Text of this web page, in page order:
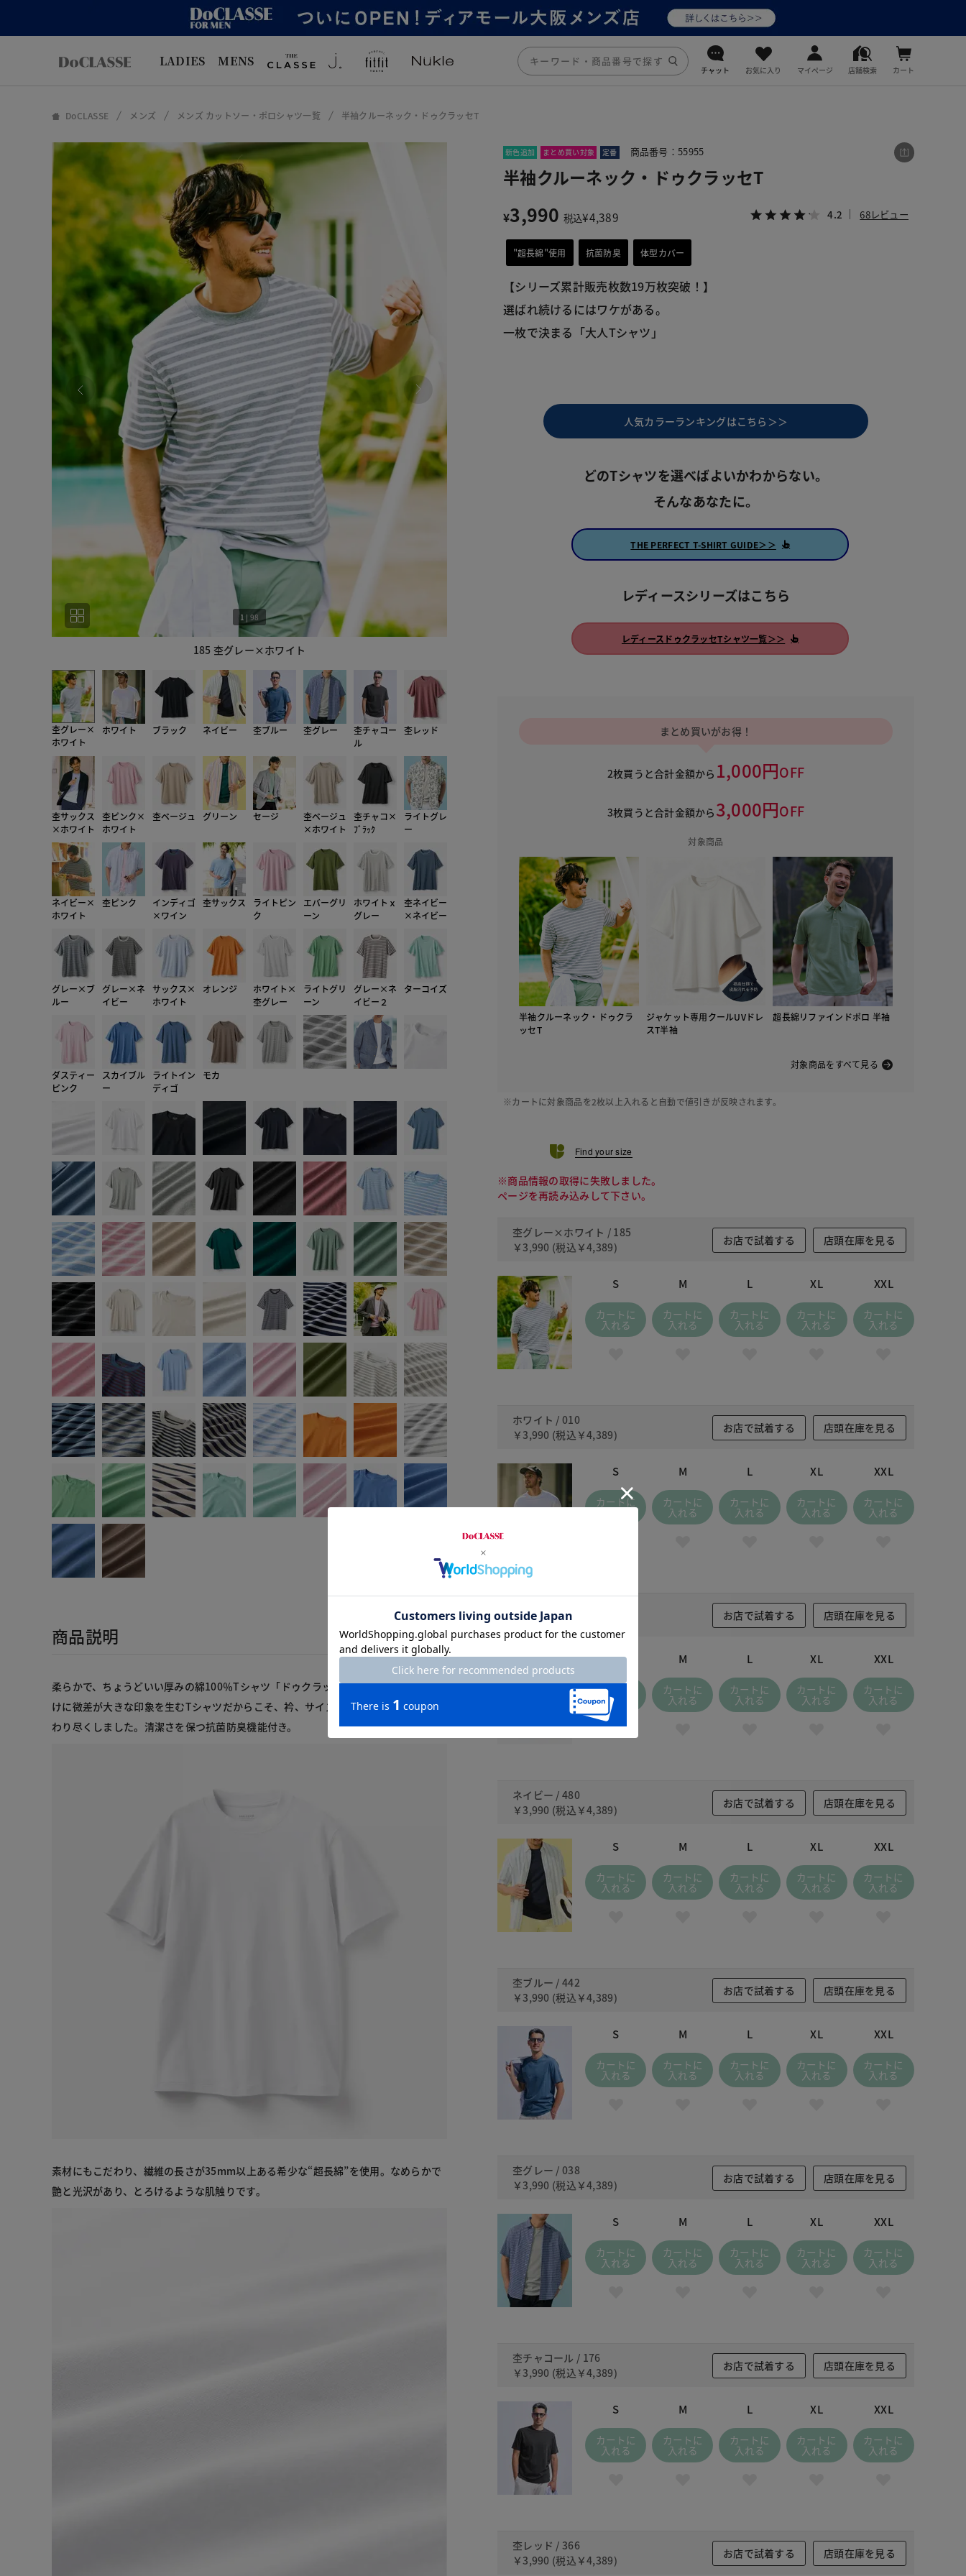
LADIES MENS
チャット お気に入り マイページ 店舗検索 カート
DoCLASSE メンズ メンズ カットソー・ポロシャツ一覧 半袖クルーネック・ドゥクラッセT
185 杢グレー×ホワイト
1 | 98
杢グレー×
ホワイト
ホワイト ブラック ネイビー 杢ブルー 杢グレー
杢チャコー
ル
杢レッド
杢サックス
×ホワイト
杢ピンク×
ホワイト
杢ベージュ グリーン セージ
杢ベージュ
×ホワイト
杢チャコ×
ﾌﾞﾗｯｸ
ライトグレ
ー
ネイビー×
ホワイト
杢ピンク
インディゴ
×ワイン
杢サックス
ライトピン
ク
エバーグリ
ーン
ホワイトｘ
グレー
杢ネイビー
×ネイビー
グレー×ブ
ルー
グレー×ネ
イビー
サックス×
ホワイト
オレンジ
ホワイト×
杢グレー
ライトグリ
ーン
グレー×ネ
イビー２
ターコイズ
ダスティー
ピンク
スカイブル
ー
ライトイン
ディゴ
モカ
商品説明
柔らかで、ちょうどいい厚みの綿100％Tシャツ「ドゥクラッセT」。ベーシックなだ
けに微差が大きな印象を生むTシャツだからこそ、衿、サイズ感、シルエットにこだ
わり尽くしました。清潔さを保つ抗菌防臭機能付き。
素材にもこだわり、繊維の長さが35mm以上ある希少な“超長綿”を使用。なめらかで
艶と光沢があり、とろけるような肌触りです。
新色追加 まとめ買い対象 定番 商品番号：55955
半袖クルーネック・ドゥクラッセT
¥3,990 税込¥4,389 4.2 68レビュー
"超長綿"使用 抗菌防臭 体型カバー
【シリーズ累計販売枚数19万枚突破！】
選ばれ続けるにはワケがある。
一枚で決まる「大人Tシャツ」
人気カラーランキングはこちら＞＞
どのTシャツを選べばよいかわからない。
そんなあなたに。
THE PERFECT T-SHIRT GUIDE＞＞
レディースシリーズはこちら
レディースドゥクラッセTシャツ一覧＞＞
まとめ買いがお得！
2枚買うと合計金額から 1,000円OFF
3枚買うと合計金額から 3,000円OFF
対象商品
半袖クルーネック・ドゥクラ
ッセT
ジャケット専用クールUVドレ
スT半袖
超長綿リファインドポロ 半袖
対象商品をすべて見る
※カートに対象商品を2枚以上入れると自動で値引きが反映されます。
Find your size
※商品情報の取得に失敗しました。
ページを再読み込みして下さい。
杢グレー×ホワイト / 185
￥3,990 (税込 ￥4,389)
お店で試着する 店頭在庫を見る
S
カートに
入れる
M
カートに
入れる
L
カートに
入れる
XL
カートに
入れる
XXL
カートに
入れる
ホワイト / 010
￥3,990 (税込 ￥4,389)
お店で試着する 店頭在庫を見る
S
カートに
M
カートに
入れる
L
カートに
入れる
XL
カートに
入れる
XXL
カートに
入れる
￥3,990(税込
お店で試着する 店頭在庫を見る
S
カートに
入れる
M
カートに
入れる
L
カートに
入れる
XL
カートに
入れる
XXL
カートに
入れる
ネイビー / 480
￥3,990 (税込 ￥4,389)
お店で試着する 店頭在庫を見る
S
カートに
入れる
M
カートに
入れる
L
カートに
入れる
XL
カートに
入れる
XXL
カートに
入れる
杢ブルー / 442
￥3,990 (税込 ￥4,389)
お店で試着する 店頭在庫を見る
S
カートに
入れる
M
カートに
入れる
L
カートに
入れる
XL
カートに
入れる
XXL
カートに
入れる
杢グレー / 038
￥3,990 (税込 ￥4,389)
お店で試着する 店頭在庫を見る
S
カートに
入れる
M
カートに
入れる
L
カートに
入れる
XL
カートに
入れる
XXL
カートに
入れる
杢チャコール / 176
￥3,990 (税込 ￥4,389)
お店で試着する 店頭在庫を見る
S
カートに
入れる
M
カートに
入れる
L
カートに
入れる
XL
カートに
入れる
XXL
カートに
入れる
杢レッド / 366
￥3,990 (税込 ￥4,389)
お店で試着する 店頭在庫を見る